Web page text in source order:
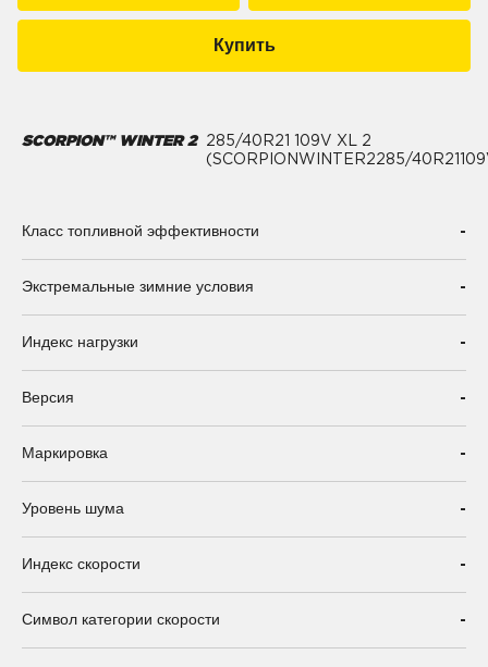
Купить
SCORPION™ WINTER 2
285/40R21 109V XL 2
(SCORPIONWINTER2285/
Класс топливной эффективности -
Экстремальные зимние условия -
Индекс нагрузки -
Версия -
Маркировка -
Уровень шума -
Индекс скорости -
Символ категории скорости -